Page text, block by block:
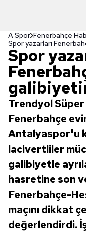
A Spor Fenerbahçe
Spor yazarları
Spor
Trendyol
Fenerbahçe
Antalyaspor'u
lacivertliler
galibiyetle
hasretine son
Fenerbahçe-
maçını dikkat
değerlendirdi.